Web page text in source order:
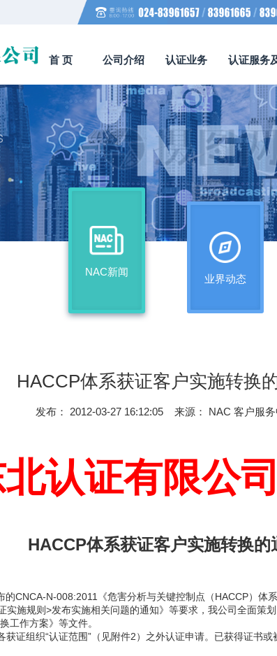
首 页 公司介绍 认证业务 认证服务
NAC新闻
业界动态
HACCP体系获证客户实施转换
发布： 2012-03-27 16:12:05 来源： NAC 客户服
认证有限公
HACCP体系获证客户实施转换的
的CNCA-N-008:2011《危害分析与关键控制点（HACCP）体
实施规则>发布实施相关问题的通知》等要求，我公司全面策
工作方案》等文件。
证组织“认证范围”（见附件2）之外认证申请。已获得证书